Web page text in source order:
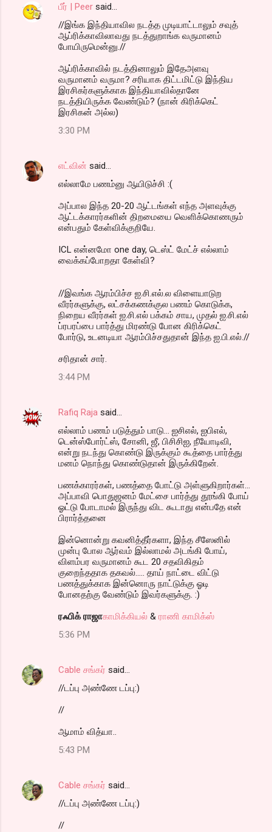
பீர் | Peer said…
//இங்க இந்தியாவில நடத்த முடியாட்டாலும் சவுத்
ஆப்ரிக்காவிலாவது நடத்துறாங்க வருமானம்
போயிருமென்னு.//
ஆப்ரிக்காவில் நடத்தினாலும் இதேஅளவு
வருமானம் வருமா? சரியாக திட்டமிட்டு இந்திய
இரசிகர்களுக்காக இந்தியாவில்தானே
நடத்தியிருக்க வேண்டும்? (நான் கிரிக்கெட்
இரசிகன் அல்ல)
3:30 PM
எட்வின் said…
எல்லாமே பணம்னு ஆயிடுச்சி :(
அப்பால இந்த 20-20 ஆட்டங்கள் எந்த அளவுக்கு
ஆட்டக்காரர்களின் திறமையை வெளிக்கொணரும்
என்பதும் கேள்விக்குறியே.
ICL என்னமோ one day, டெஸ்ட் மேட்ச் எல்லாம்
வைக்கப்போறதா கேள்வி?
//இவங்க ஆரம்பிச்ச ஐ.சி.எல்.ல விளையாடுற
வீரர்களுக்கு, லட்சக்கணக்குல பணம் கொடுக்க,
நிறைய வீரர்கள் ஐ.சி.எல் பக்கம் சாய, முதல் ஐ.சி.எல்
ப்ரபரப்பை பார்த்து மிரண்டு போன கிரிக்கெட்
போர்டு, உடனடியா ஆரம்பிச்சதுதான் இந்த ஐ.பி.எல்.//
சரிதான் சார்.
3:44 PM
Rafiq Raja said…
எல்லாம் பணம் படுத்தும் பாடு... ஐசிஎல், ஐபிஎல்,
டென்ஸ்போர்ட்ஸ், சோனி, ஜீ, பிசிசிஐ, நீயோடிவி,
என்று நடந்து கொண்டு இருக்கும் கூத்தை பார்த்து
மனம் நொந்து கொண்டுதான் இருக்கிறேன்.
பணக்காரர்கள், பணத்தை போட்டு அள்ளுகிறார்கள்...
அப்பாவி பொதுஜனம் மேட்சை பார்த்து தூங்கி போய்
ஓட்டு போடாமல் இருந்து விட கூடாது என்பதே என்
பிரார்த்தனை
இன்னொன்று கவனித்தீர்களா, இந்த சீஸேனில்
முன்பு போல ஆர்வம் இல்லாமல் அடங்கி போய்,
விளம்பர வருமானம் கூட 20 சதவிகிதம்
குறைந்ததாக தகவல்..... தாய் நாட்டை விட்டு
பணத்துக்காக இன்னொரு நாட்டுக்கு ஓடி
போனதற்கு வேண்டும் இவர்களுக்கு. :)
ரஃபிக் ராஜாகாமிக்கியல் & ராணி காமிக்ஸ்
5:36 PM
Cable சங்கர் said…
//டப்பு அண்ணே டப்பு:)
//
ஆமாம் வித்யா..
5:43 PM
Cable சங்கர் said…
//டப்பு அண்ணே டப்பு:)
//